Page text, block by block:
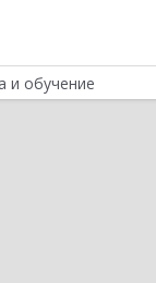
и обучение